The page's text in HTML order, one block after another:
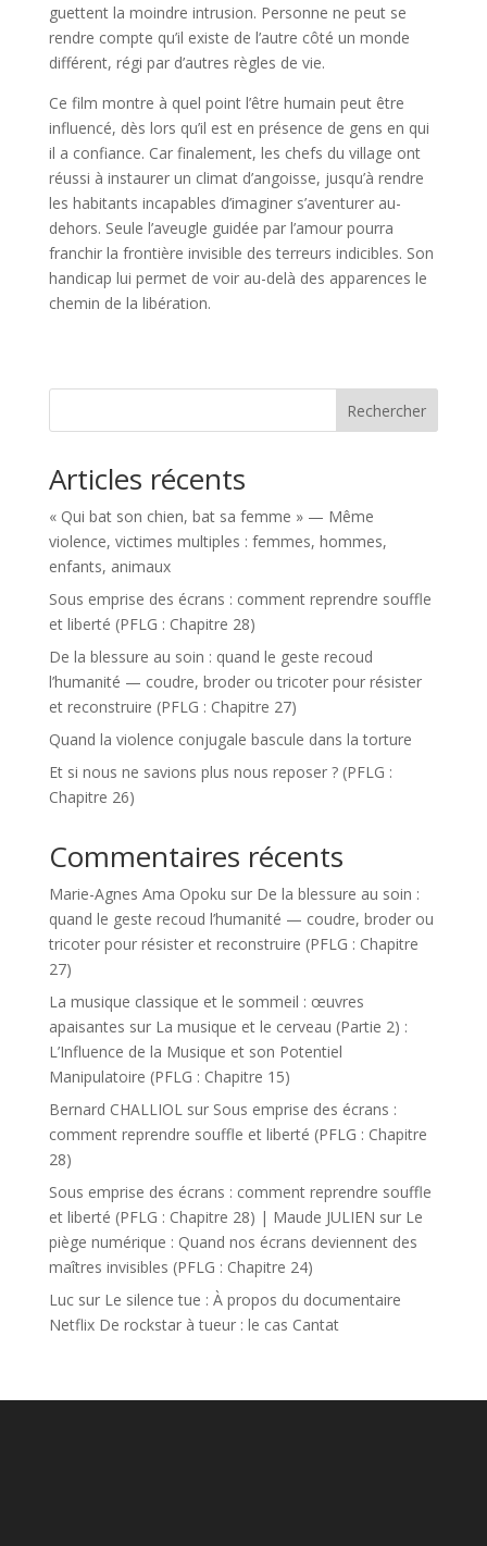
guettent la moindre intrusion. Personne ne peut se
rendre compte qu’il existe de l’autre côté un monde
différent, régi par d’autres règles de vie.
Ce film montre à quel point l’être humain peut être
influencé, dès lors qu’il est en présence de gens en qui
il a confiance. Car finalement, les chefs du village ont
réussi à instaurer un climat d’angoisse, jusqu’à rendre
les habitants incapables d’imaginer s’aventurer au-
dehors. Seule l’aveugle guidée par l’amour pourra
franchir la frontière invisible des terreurs indicibles. Son
handicap lui permet de voir au-delà des apparences le
chemin de la libération.
Rechercher
Articles récents
« Qui bat son chien, bat sa femme » — Même
violence, victimes multiples : femmes, hommes,
enfants, animaux
Sous emprise des écrans : comment reprendre souffle
et liberté (PFLG : Chapitre 28)
De la blessure au soin : quand le geste recoud
l’humanité — coudre, broder ou tricoter pour résister
et reconstruire (PFLG : Chapitre 27)
Quand la violence conjugale bascule dans la torture
Et si nous ne savions plus nous reposer ? (PFLG :
Chapitre 26)
Commentaires récents
Marie-Agnes Ama Opoku sur De la blessure au soin :
quand le geste recoud l’humanité — coudre, broder ou
tricoter pour résister et reconstruire (PFLG : Chapitre
27)
La musique classique et le sommeil : œuvres
apaisantes sur La musique et le cerveau (Partie 2) :
L’Influence de la Musique et son Potentiel
Manipulatoire (PFLG : Chapitre 15)
Bernard CHALLIOLsur Sous emprise des écrans :
comment reprendre souffle et liberté (PFLG : Chapitre
28)
Sous emprise des écrans : comment reprendre souffle
et liberté (PFLG : Chapitre 28) | Maude JULIEN sur Le
piège numérique : Quand nos écrans deviennent des
maîtres invisibles (PFLG : Chapitre 24)
Lucsur Le silence tue : À propos du documentaire
Netflix De rockstar à tueur : le cas Cantat